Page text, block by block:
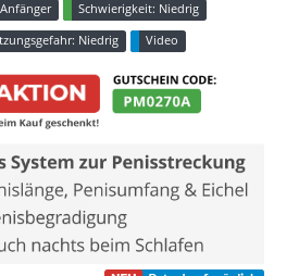
Schwierigkeit: Niedrig
Niedrig Video